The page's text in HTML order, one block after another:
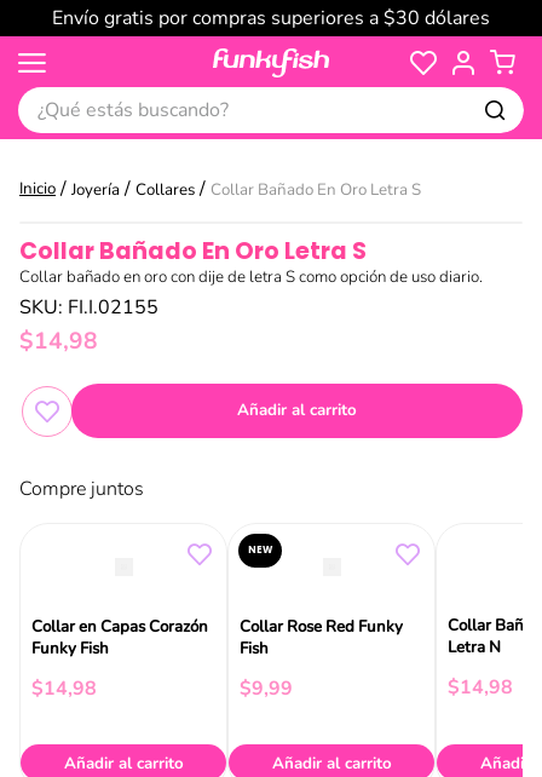
Envío gratis por compras superiores a $30 dólares
¿Qué estás buscando?
Joyería Collares Collar Bañado En Oro Letra S
Collar Bañado En Oro Letra S
Collar bañado en oro con dije de letra S como opción de uso diario.
SKU: FI.I.02155
$14,98
Añadir al carrito
Compre juntos
Collar en Capas Corazón
Funky Fish
$14,98
Añadir al carrito
NEW
Collar Rose Red Funky
Fish
$9,99
Añadir al carrito
Collar
Letra N
$14,98
Añadir